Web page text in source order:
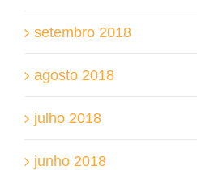
setembro 2018
agosto 2018
julho 2018
junho 2018